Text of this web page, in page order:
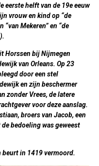
eerste helft van de 19e eeuw
vrouw en kind op “de
“van Mekeren” en “de
Horssen bij Nijmegen
van Orleans. Op 23
door een stel
en zijn beschermer
zonder Vrees, de latere
voor deze aanslag.
broers van Jacob, een
bedoeling was geweest
beurt in 1419 vermoord.